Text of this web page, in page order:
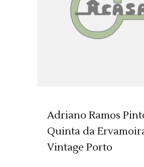
ADICIONAR 🛒
Adriano Ramos
Quinta da
Vintage Porto